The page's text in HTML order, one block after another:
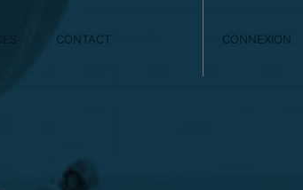
CONTACT CONNEXION